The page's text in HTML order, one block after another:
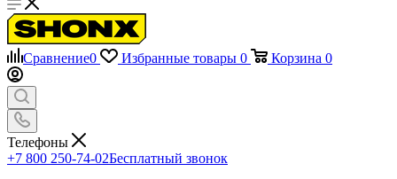
Сравнение0 Избранные товары 0 Корзина 0
Телефоны
+7 800 250-74-02Бесплатный звонок